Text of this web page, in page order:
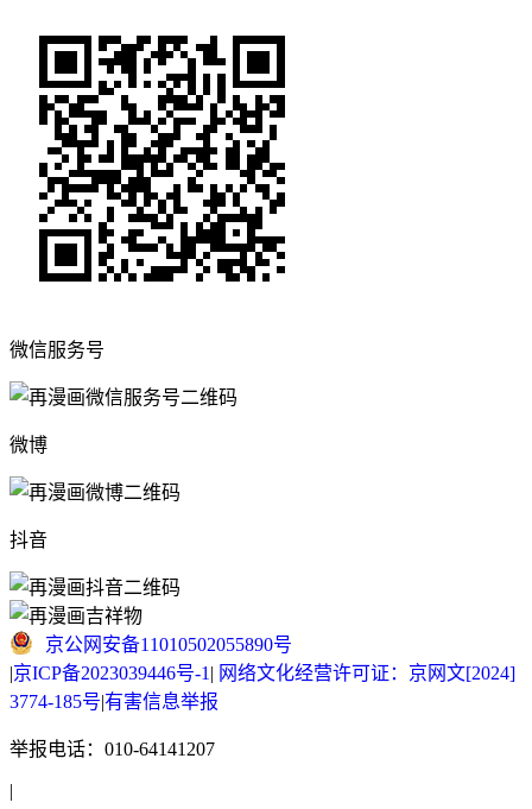
微信服务号
微博
抖音
京公网安备11010502055890号
|京ICP备2023039446号-1 | 网络文化经营许可证：京网文[2024]
3774-185号|有害信息举报
举报电话：010-64141207
|